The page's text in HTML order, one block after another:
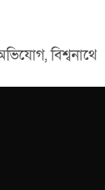
বিশ্বনাথে